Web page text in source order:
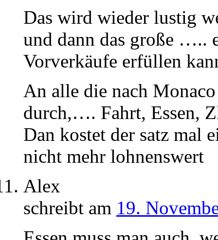
Das wird wieder lustig
und dann das große …..
Vorverkäufe erfüllen
An alle die nach
durch,…. Fahrt, Essen,
Dan kostet der satz mal
nicht mehr lohnenswert
Alex
schreibt am 19.